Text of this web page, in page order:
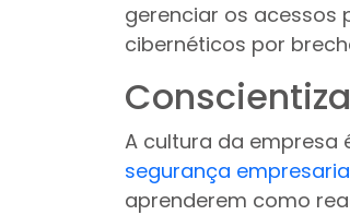
gerenciar os acessos
cibernéticos por
A cultura da empresa
segurança
aprenderem como